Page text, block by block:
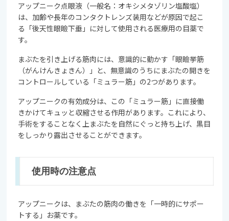
アップニーク点眼液（一般名：オキシメタゾリン塩酸塩）
は、加齢や長年のコンタクトレンズ装用などが原因で起こ
る「後天性眼瞼下垂」に対して使用される医療用の目薬で
す。
まぶたを引き上げる筋肉には、意識的に動かす「眼瞼挙筋
（がんけんきょきん）」と、無意識のうちにまぶたの開きを
コントロールしている「ミュラー筋」の2つがあります。
アップニークの有効成分は、この「ミュラー筋」に直接働
きかけてキュッと収縮させる作用があります。これにより、
手術をすることなく上まぶたを自然にぐっと持ち上げ、黒目
をしっかり露出させることができます。
使用時の注意点
アップニークは、まぶたの筋肉の働きを「一時的にサポー
トする」お薬です。